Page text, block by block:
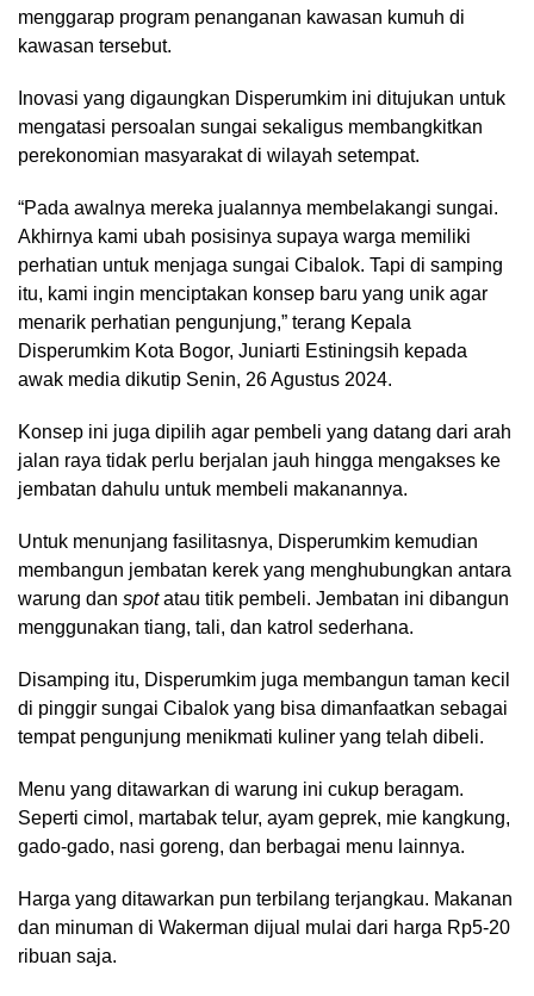
menggarap program penanganan kawasan kumuh di
kawasan tersebut.
Inovasi yang digaungkan Disperumkim ini ditujukan untuk
mengatasi persoalan sungai sekaligus membangkitkan
perekonomian masyarakat di wilayah setempat.
“Pada awalnya mereka jualannya membelakangi sungai.
Akhirnya kami ubah posisinya supaya warga memiliki
perhatian untuk menjaga sungai Cibalok. Tapi di samping
itu, kami ingin menciptakan konsep baru yang unik agar
menarik perhatian pengunjung,” terang Kepala
Disperumkim Kota Bogor, Juniarti Estiningsih kepada
awak media dikutip Senin, 26 Agustus 2024.
Konsep ini juga dipilih agar pembeli yang datang dari arah
jalan raya tidak perlu berjalan jauh hingga mengakses ke
jembatan dahulu untuk membeli makanannya.
Untuk menunjang fasilitasnya, Disperumkim kemudian
membangun jembatan kerek yang menghubungkan antara
warung dan spotatau titik pembeli. Jembatan ini dibangun
menggunakan tiang, tali, dan katrol sederhana.
Disamping itu, Disperumkim juga membangun taman kecil
di pinggir sungai Cibalok yang bisa dimanfaatkan sebagai
tempat pengunjung menikmati kuliner yang telah dibeli.
Menu yang ditawarkan di warung ini cukup beragam.
Seperti cimol, martabak telur, ayam geprek, mie kangkung,
gado-gado, nasi goreng, dan berbagai menu lainnya.
Harga yang ditawarkan pun terbilang terjangkau. Makanan
dan minuman di Wakerman dijual mulai dari harga Rp5-20
ribuan saja.